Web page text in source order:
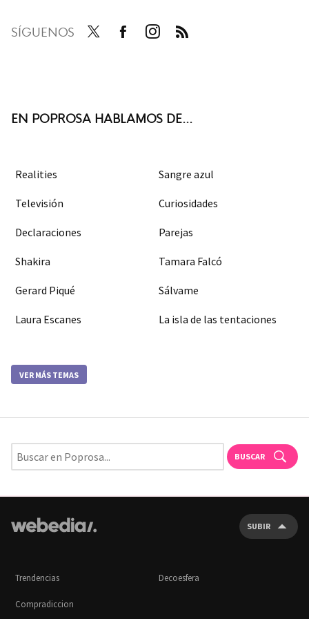
SÍGUENOS
EN POPROSA HABLAMOS DE...
Realities Sangre azul
Televisión Curiosidades
Declaraciones Parejas
Shakira Tamara Falcó
Gerard Piqué Sálvame
Laura Escanes La isla de las tentaciones
VER MÁS TEMAS
BUSCAR
SUBIR
Trendencias Decoesfera
Compradiccion